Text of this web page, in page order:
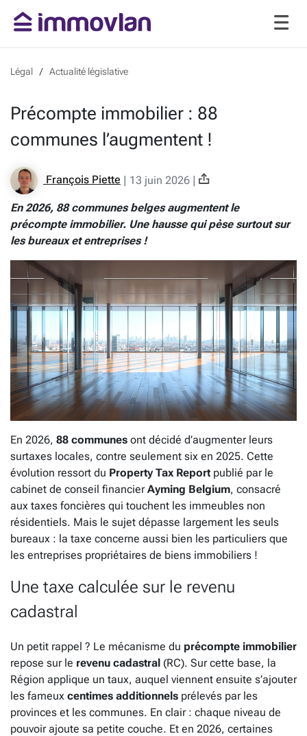
Légal Actualité législative
Précompte immobilier : 88
communes l’augmentent !
François Piette | 13 juin 2026 |
En 2026, 88 communes belges augmentent le
précompte immobilier. Une hausse qui pèse surtout sur
les bureaux et entreprises !
En 2026, 88 communes ont décidé d’augmenter leurs
surtaxes locales, contre seulement six en 2025. Cette
évolution ressort du Property Tax Report publié par le
cabinet de conseil financierAyming Belgium, consacré
aux taxes foncières qui touchent les immeubles non
résidentiels. Mais le sujet dépasse largement les seuls
bureaux : la taxe concerne aussi bien les particuliers que
les entreprises propriétaires de biens immobiliers !
Une taxe calculée sur le revenu
cadastral
Un petit rappel ? Le mécanisme du précompte immobilier
repose sur le revenu cadastral (RC). Sur cette base, la
Région applique un taux, auquel viennent ensuite s’ajouter
les fameux centimes additionnels prélevés par les
provinces et les communes. En clair : chaque niveau de
pouvoir ajoute sa petite couche. Et en 2026, certaines